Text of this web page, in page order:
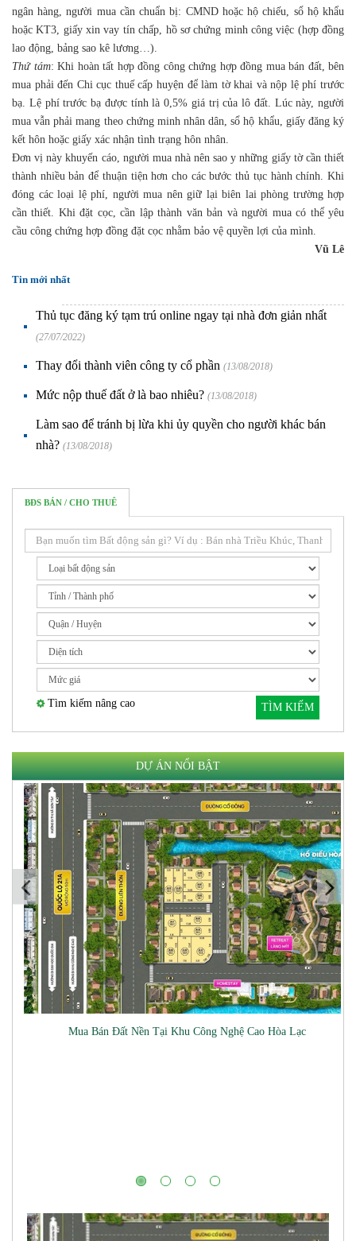
ngân hàng, người mua cần chuẩn bị: CMND hoặc hộ chiếu, sổ hộ khẩu
hoặc KT3, giấy xin vay tín chấp, hồ sơ chứng minh công việc (hợp đồng
lao động, bảng sao kê lương…).
Thứ tám: Khi hoàn tất hợp đồng công chứng hợp đồng mua bán đất, bên
mua phải đến Chi cục thuế cấp huyện để làm tờ khai và nộp lệ phí trước
bạ. Lệ phí trước bạ được tính là 0,5% giá trị của lô đất. Lúc này, người
mua vẫn phải mang theo chứng minh nhân dân, sổ hộ khẩu, giấy đăng ký
kết hôn hoặc giấy xác nhận tình trạng hôn nhân.
Đơn vị này khuyến cáo, người mua nhà nên sao y những giấy tờ cần thiết
thành nhiều bản để thuận tiện hơn cho các bước thủ tục hành chính. Khi
đóng các loại lệ phí, người mua nên giữ lại biên lai phòng trường hợp
cần thiết. Khi đặt cọc, cần lập thành văn bản và người mua có thể yêu
cầu công chứng hợp đồng đặt cọc nhằm bảo vệ quyền lợi của mình.
Vũ Lê
Tin mới nhất
Thủ tục đăng ký tạm trú online ngay tại nhà đơn giản nhất
(27/07/2022)
Thay đổi thành viên công ty cổ phần (13/08/2018)
Mức nộp thuế đất ở là bao nhiêu? (13/08/2018)
Làm sao để tránh bị lừa khi ủy quyền cho người khác bán
nhà? (13/08/2018)
BĐS BÁN / CHO THUÊ
Tìm kiếm nâng cao TÌM KIẾM
DỰ ÁN NỔI BẬT
Mua Bán Đất Nền Tại Khu Công Nghệ Cao Hòa Lạc